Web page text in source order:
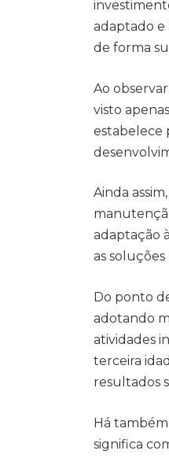
adaptado e
de forma
Ao
visto
estabelece
Ainda
adaptação
as
Do ponto
adotando
atividades
terceira
resultados
Há
significa